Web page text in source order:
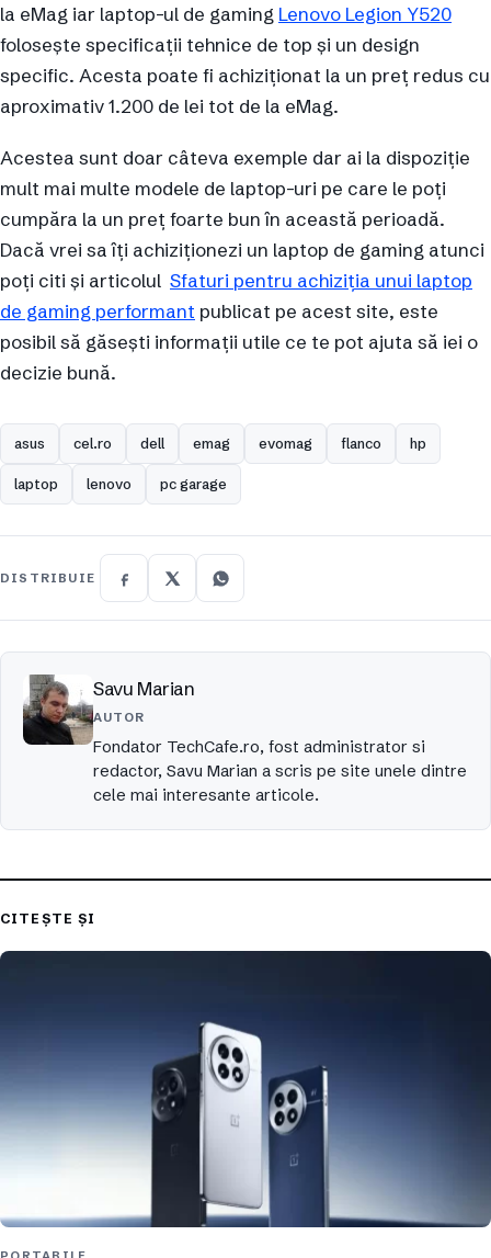
la eMag iar laptop-ul de gaming Lenovo Legion Y520
folosește specificații tehnice de top și un design
specific. Acesta poate fi achiziționat la un preț redus cu
aproximativ 1.200 de lei tot de la eMag.
Acestea sunt doar câteva exemple dar ai la dispoziție
mult mai multe modele de laptop-uri pe care le poți
cumpăra la un preț foarte bun în această perioadă.
Dacă vrei sa îți achiziționezi un laptop de gaming atunci
poți citi și articolul Sfaturi pentru achiziția unui laptop
de gaming performant publicat pe acest site, este
posibil să găsești informații utile ce te pot ajuta să iei o
decizie bună.
asus cel.ro dell emag evomag flanco hp
laptop lenovo pc garage
DISTRIBUIE
Savu Marian
AUTOR
Fondator TechCafe.ro, fost administrator si
redactor, Savu Marian a scris pe site unele dintre
cele mai interesante articole.
CITEȘTE ȘI